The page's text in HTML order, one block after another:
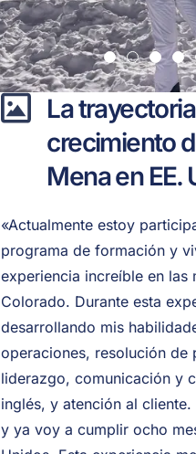
La
crecimiento
Mena en EE.
«Actualmente estoy
programa de formación y
experiencia increíble en las
Colorado. Durante esta
desarrollando mis
operaciones, resolución de
liderazgo, comunicación y
inglés, y atención al
y ya voy a cumplir ocho